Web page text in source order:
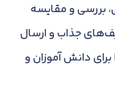
بررسی و مقایسه
جذاب و ارسال
دانش آموزان و